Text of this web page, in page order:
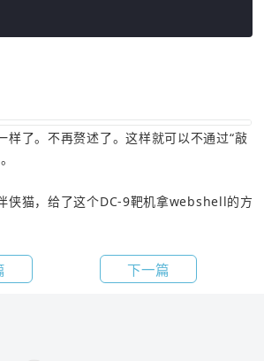
样了。不再赘述了。这样就可以不通过“敲
侠猫，给了这个DC-9靶机拿webshell的方
下一篇